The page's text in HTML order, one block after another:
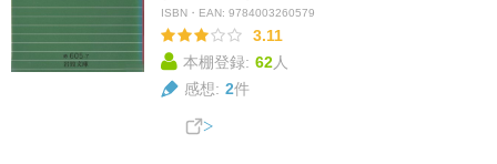
ISBN・EAN: 9784003260579
3.11
本棚登録: 62人
感想: 2件